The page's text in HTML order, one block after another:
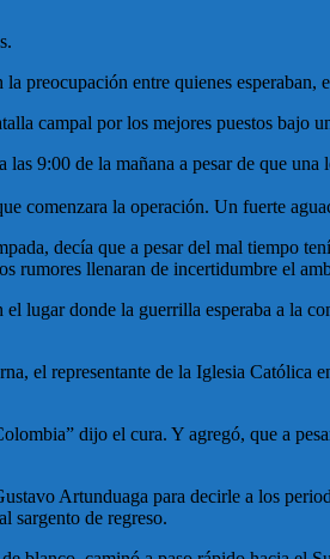
preocupación entre quienes
campal por los mejores puestos bajo
9:00 de la mañana a pesar de que
comenzara la operación. Un fuerte
decía que a pesar del mal tiempo
rumores llenaran de incertidumbre el
lugar donde la guerrilla esperaba a la
el representante de la Iglesia
dijo el cura. Y agregó, que a
Artunduaga para decirle a los
sargento de regreso.